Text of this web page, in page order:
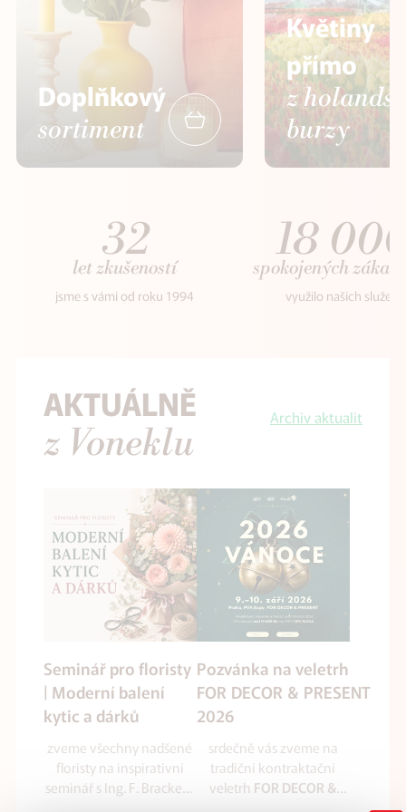
Doplňkový
sortiment
Květiny
přímo
z
burzy
32
let zkušeností
jsme s vámi od roku 1994
18
spokojených
využilo našich služeb
AKTUÁLNĚ
z Voneklu
Archiv aktualit
Seminář pro floristy
| Moderní balení
kytic a dárků
zveme všechny nadšené
floristy na inspirativní
seminář s Ing. F. Brackem
Pozvánka na veletrh
FOR DECOR & PRESENT
2026
srdečně vás zveme na
tradiční kontraktační
veletrh FOR DECOR &